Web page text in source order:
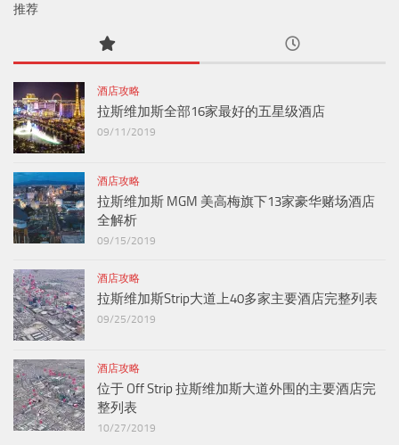
推荐
酒店攻略
拉斯维加斯全部16家最好的五星级酒店
09/11/2019
酒店攻略
拉斯维加斯 MGM 美高梅旗下13家豪华赌场酒店
全解析
09/15/2019
酒店攻略
拉斯维加斯Strip大道上40多家主要酒店完整列表
09/25/2019
酒店攻略
位于 Off Strip 拉斯维加斯大道外围的主要酒店完
整列表
10/27/2019